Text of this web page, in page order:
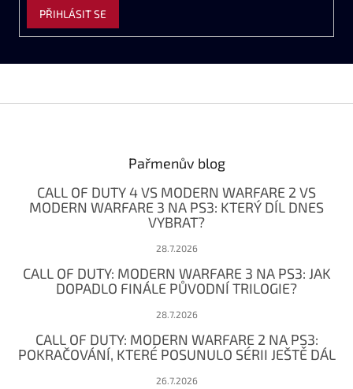
PŘIHLÁSIT SE
Pařmenův blog
CALL OF DUTY 4 VS MODERN WARFARE 2 VS
MODERN WARFARE 3 NA PS3: KTERÝ DÍL DNES
VYBRAT?
28.7.2026
CALL OF DUTY: MODERN WARFARE 3 NA PS3: JAK
DOPADLO FINÁLE PŮVODNÍ TRILOGIE?
28.7.2026
CALL OF DUTY: MODERN WARFARE 2 NA PS3:
POKRAČOVÁNÍ, KTERÉ POSUNULO SÉRII JEŠTĚ DÁL
26.7.2026